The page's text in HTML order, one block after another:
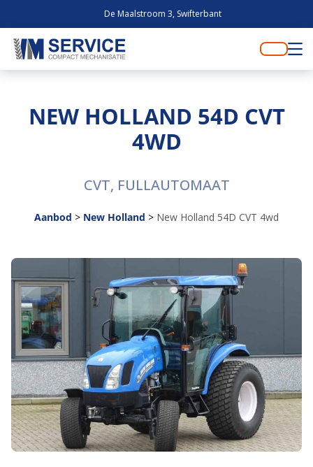
De Maalstroom 3, Swifterbant
NEW HOLLAND 54D CVT
4WD
CVT, FULLAUTOMAAT
Aanbod > New Holland > New Holland 54D CVT 4wd